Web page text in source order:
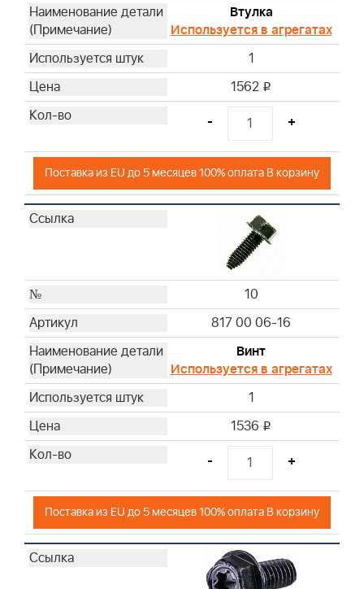
Втулка
Используется в агрегатах
1
1562 i
- +
Поставка из EU до 5 месяцев 100% оплата В корзину
10
817 00 06-16
Винт
Используется в агрегатах
1
1536 i
- +
Поставка из EU до 5 месяцев 100% оплата В корзину